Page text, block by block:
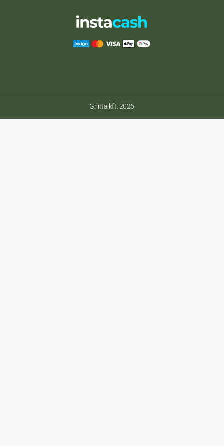
Grinta kft. 2026